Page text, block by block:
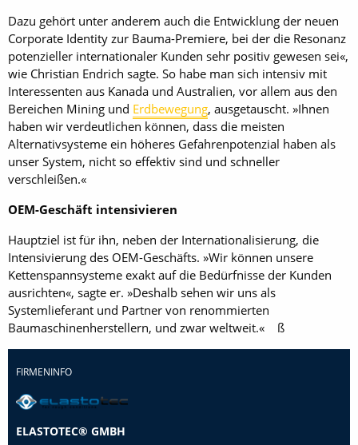
Dazu gehört unter anderem auch die Entwicklung der neuen
Corporate Identity zur Bauma-Premiere, bei der die Resonanz
potenzieller internationaler Kunden sehr positiv gewesen sei«,
wie Christian Endrich sagte. So habe man sich intensiv mit
Interessenten aus Kanada und Australien, vor allem aus den
Bereichen Mining und Erdbewegung, ausgetauscht. »Ihnen
haben wir verdeutlichen können, dass die meisten
Alternativsysteme ein höheres Gefahrenpotenzial haben als
unser System, nicht so effektiv sind und schneller
verschleißen.«
OEM-Geschäft intensivieren
Hauptziel ist für ihn, neben der Internationalisierung, die
Intensivierung des OEM-Geschäfts. »Wir können unsere
Kettenspannsysteme exakt auf die Bedürfnisse der Kunden
ausrichten«, sagte er. »Deshalb sehen wir uns als
Systemlieferant und Partner von renommierten
Baumaschinenherstellern, und zwar weltweit.« ß
FIRMENINFO
ELASTOTEC® GMBH